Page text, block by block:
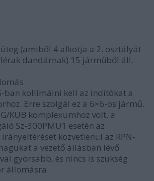
üteg (amiből 4 alkotja a 2. osztályát
dandárnak) 15 járműből áll.
ban kollimálni kell az indítókat a
Erre szolgál ez a 6×6-os jármű.
KUB komplexumhoz volt, a
Sz-300PMU1 esetén az
közvetlenül az RPN-
a vezető állásban lévő
gyorsabb, és nincs is szükség
állomásra.